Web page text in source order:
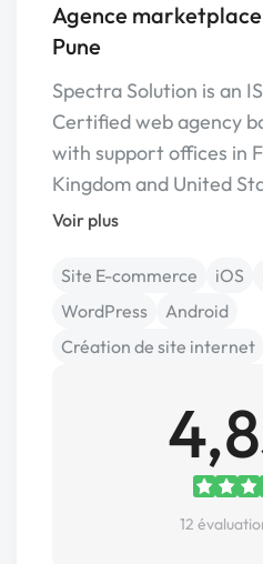
Agence
Pune
Spectra Solution is an
Certified web agency
with support offices in
Kingdom and United
Voir plus
Site E-commerce iOS
WordPress
Android
Création de site internet
12